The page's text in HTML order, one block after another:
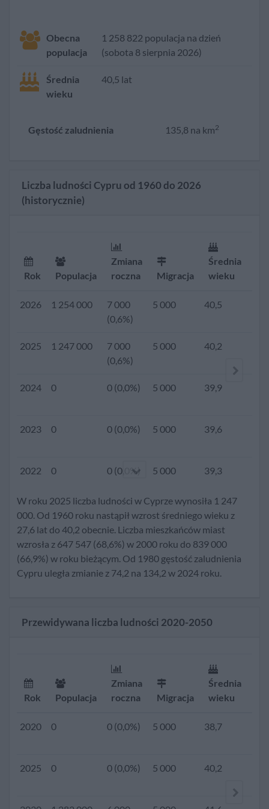
Obecna
populacja
1 258 822 populacja na dzień
(sobota 8 sierpnia 2026)
Średnia
wieku
40,5 lat
Gęstość zaludnienia 135,8 na km2
Liczba ludności Cypru od 1960 do 2026
(historycznie)
Rok Populacja
Zmiana
roczna
Migracja
Średnia
wieku
2026 1 254 000
7 000
(0,6%)
5 000 40,5
2025 1 247 000
7 000
(0,6%)
5 000 40,2
2024 0 0 (0,0%) 5 000 39,9
2023 0 0 (0,0%) 5 000 39,6
2022 0 0 (0,0%) 5 000 39,3
2021 0 0 (0,0%) 5 000 39,0
2020 1 207 000
9 000
(0,8%)
5 000 38,7
2017 0 0 (0,0%) 5 000 37,9
(0,8%)
W roku 2025 liczba ludności w Cyprze wynosiła 1 247
000. Od 1960 roku nastąpił wzrost średniego wieku z
27,6 lat do 40,2 obecnie. Liczba mieszkańców miast
wzrosła z 647 547 (68,6%) w 2000 roku do 839 000
(66,9%) w roku bieżącym. Od 1980 gęstość zaludnienia
Cypru uległa zmianie z 74,2 na 134,2 w 2024 roku.
Przewidywana liczba ludności 2020-2050
Rok Populacja
Zmiana
roczna
Migracja
Średnia
wieku
2020 0 0 (0,0%) 5 000 38,7
2025 0 0 (0,0%) 5 000 40,2